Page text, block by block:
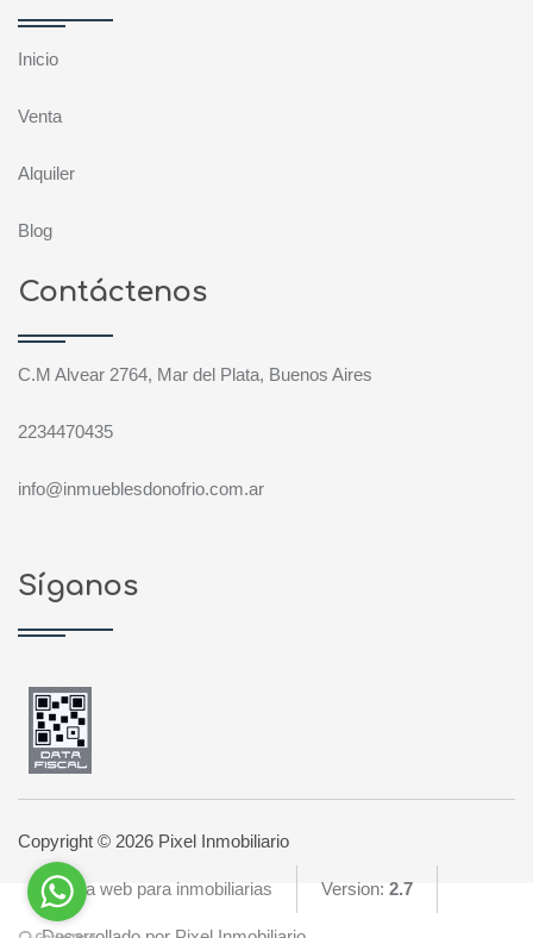
Inicio
Venta
Alquiler
Blog
Contáctenos
C.M Alvear 2764, Mar del Plata, Buenos Aires
2234470435
info@inmueblesdonofrio.com.ar
Síganos
Copyright © 2026 Pixel Inmobiliario
Página web para inmobiliarias Version: 2.7